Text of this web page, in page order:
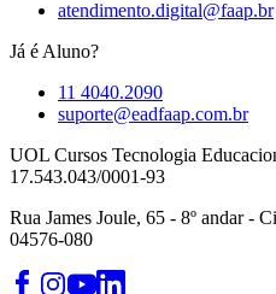
atendimento.digital@faap.br
Já é Aluno?
11 4040.2090
suporte@eadfaap.com.br
UOL Cursos Tecnologia
17.543.043/0001-93
Rua James Joule, 65 - 8º andar -
04576-080